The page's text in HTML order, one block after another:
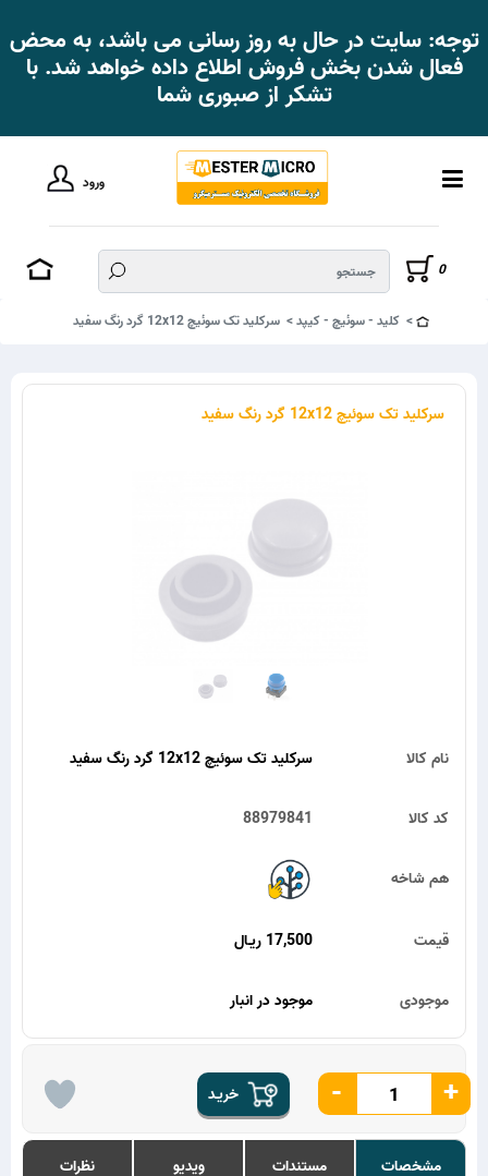
توجه: سایت در حال به روز رسانی می باشد، به محض
فعال شدن بخش فروش اطلاع داده خواهد شد. با
تشکر از صبوری شما
ورود
0
کلید - سوئیچ - کیپد سرکلید تک سوئیچ 12x12 گرد رنگ سفید
سرکلید تک سوئیچ 12x12 گرد رنگ سفید
سرکلید تک سوئیچ 12x12 گرد رنگ سفید نام کالا
88979841 کد کالا
هم شاخه
17,500 ریـال قیمت
موجود در انبار موجودی
خریـد - +
مشخصات مستندات ویدیو نظرات